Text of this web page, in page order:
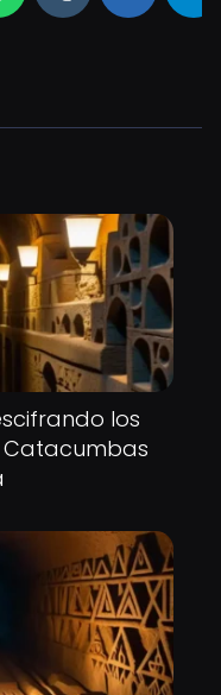
los
Catacumbas